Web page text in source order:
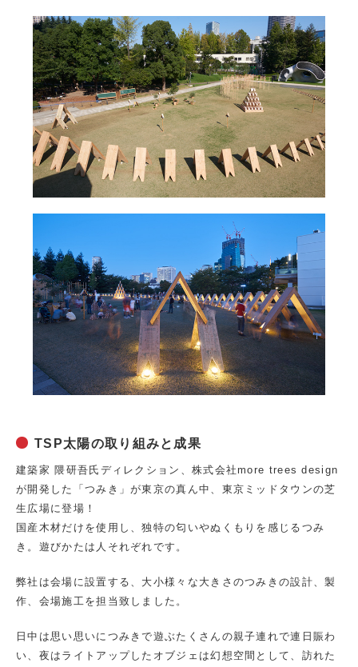
TSP太陽の取り組みと成果
建築家 隈研吾氏ディレクション、株式会社more trees design
が開発した「つみき」が東京の真ん中、東京ミッドタウンの芝
生広場に登場！
国産木材だけを使用し、独特の匂いやぬくもりを感じるつみ
き。遊びかたは人それぞれです。
弊社は会場に設置する、大小様々な大きさのつみきの設計、製
作、会場施工を担当致しました。
日中は思い思いにつみきで遊ぶたくさんの親子連れで連日賑わ
い、夜はライトアップしたオブジェは幻想空間として、訪れた